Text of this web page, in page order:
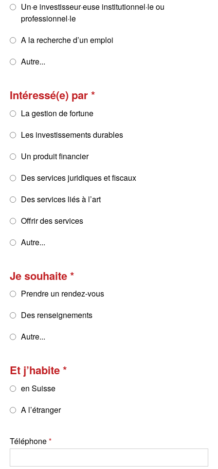
Un·e investisseur·euse institutionnel·le ou
professionnel·le
A la recherche d’un emploi
Autre...
Intéressé(e) par
La gestion de fortune
Les investissements durables
Un produit financier
Des services juridiques et fiscaux
Des services liés à l’art
Offrir des services
Autre...
Je souhaite
Prendre un rendez-vous
Des renseignements
Autre...
Et j’habite
en Suisse
A l’étranger
Téléphone